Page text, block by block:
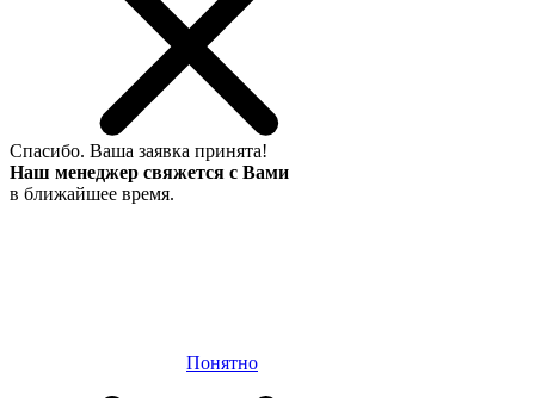
Спасибо. Ваша заявка принята!
Наш менеджер свяжется с Вами
в ближайшее время.
Понятно